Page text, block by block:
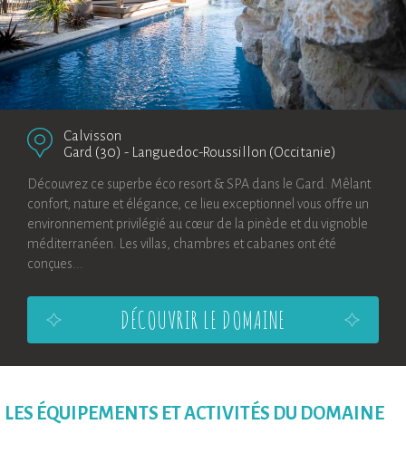
Calvisson
Gard (30) - Languedoc-Roussillon (Occitanie)
Découvrez ce superbe éco resort & SPA dans le Gard. Mêlant
confort, nature et élégance, ce lieu exceptionnel vous offre un
environnement privilégié au cœur de la pinède et du vignoble
méditerranéen. Les villas, chambres et cabanes ont été
conçues...
DÉCOUVRIR LE DOMAINE
LES ÉQUIPEMENTS ET ACTIVITÉS DU DOMAINE